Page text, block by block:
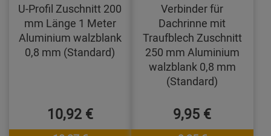
U-Profil Zuschnitt 200
mm Länge 1 Meter
Aluminium walzblank
0,8 mm (Standard)
10,92 €
Verbinder für
Dachrinne mit
Traufblech Zuschnitt
250 mm Aluminium
walzblank 0,8 mm
(Standard)
9,95 €